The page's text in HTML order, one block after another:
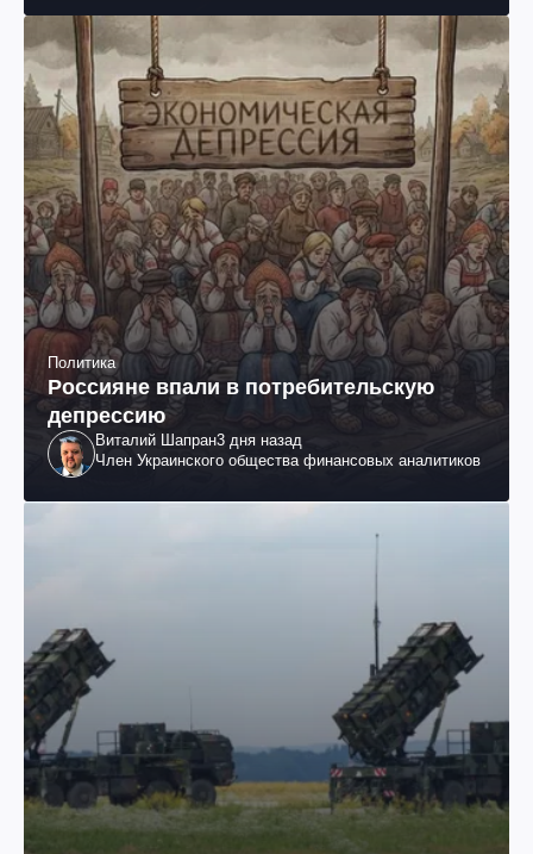
Политика
Россияне впали в потребительскую
депрессию
Виталий Шапран3 дня назад
Член Украинского общества финансовых аналитиков